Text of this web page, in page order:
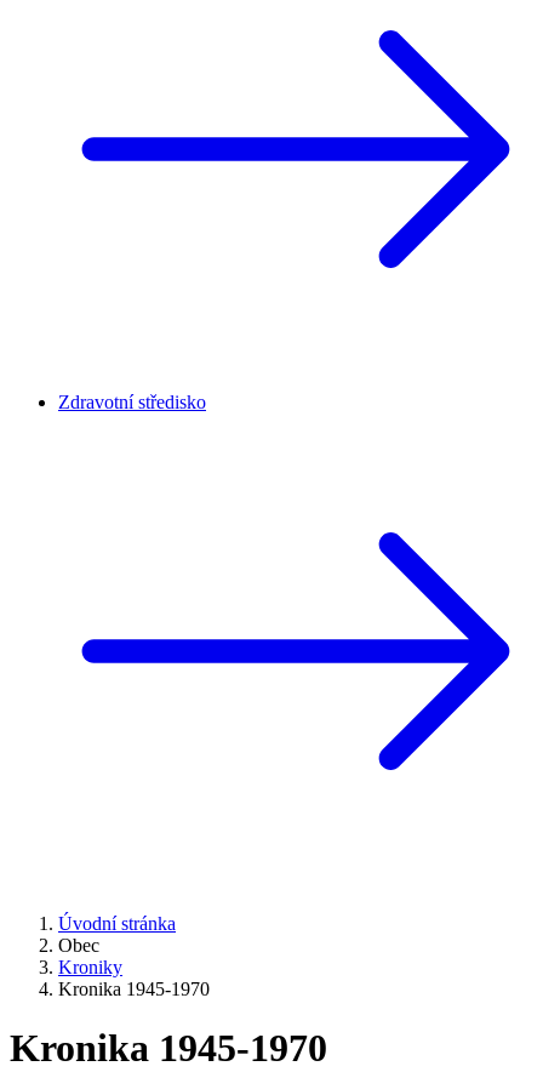
Zdravotní středisko
Úvodní stránka
Obec
Kroniky
Kronika 1945-1970
Kronika 1945-1970